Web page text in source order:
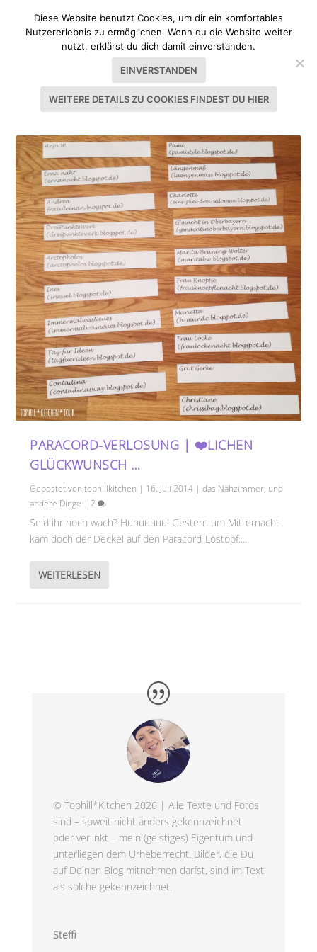
SCHLAGWORT:GEWINNERIN
PARACORD-VERLOSUNG | ❤️LICHEN
GLÜCKWUNSCH …
Gepostet vontophillkitchen | 16. Juli 2014 |das Nähzimmer, und
andere Dinge |2
Seid ihr noch wach? Huhuuuuu! Gestern um Mitternacht
kam doch der Deckel auf den Paracord-Lostopf....
WEITERLESEN
© Tophill*Kitchen 2026 | Alle Texte und Fotos
sind – soweit nicht anders gekennzeichnet
oder verlinkt – mein (geistiges) Eigentum und
unterliegen dem Urheberrecht. Bilder, die Du
auf Deinen Blog mitnehmen darfst, sind im Text
als solche gekennzeichnet.
Steffi
Diese Website benutzt Cookies, um dir ein komfortables
Nutzererlebnis zu ermöglichen. Wenn du die Website weiter
nutzt, erklärst du dich damit einverstanden.
EINVERSTANDEN
WEITERE DETAILS ZU COOKIES FINDEST DU HIER